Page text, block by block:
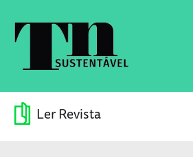
Ler Revista